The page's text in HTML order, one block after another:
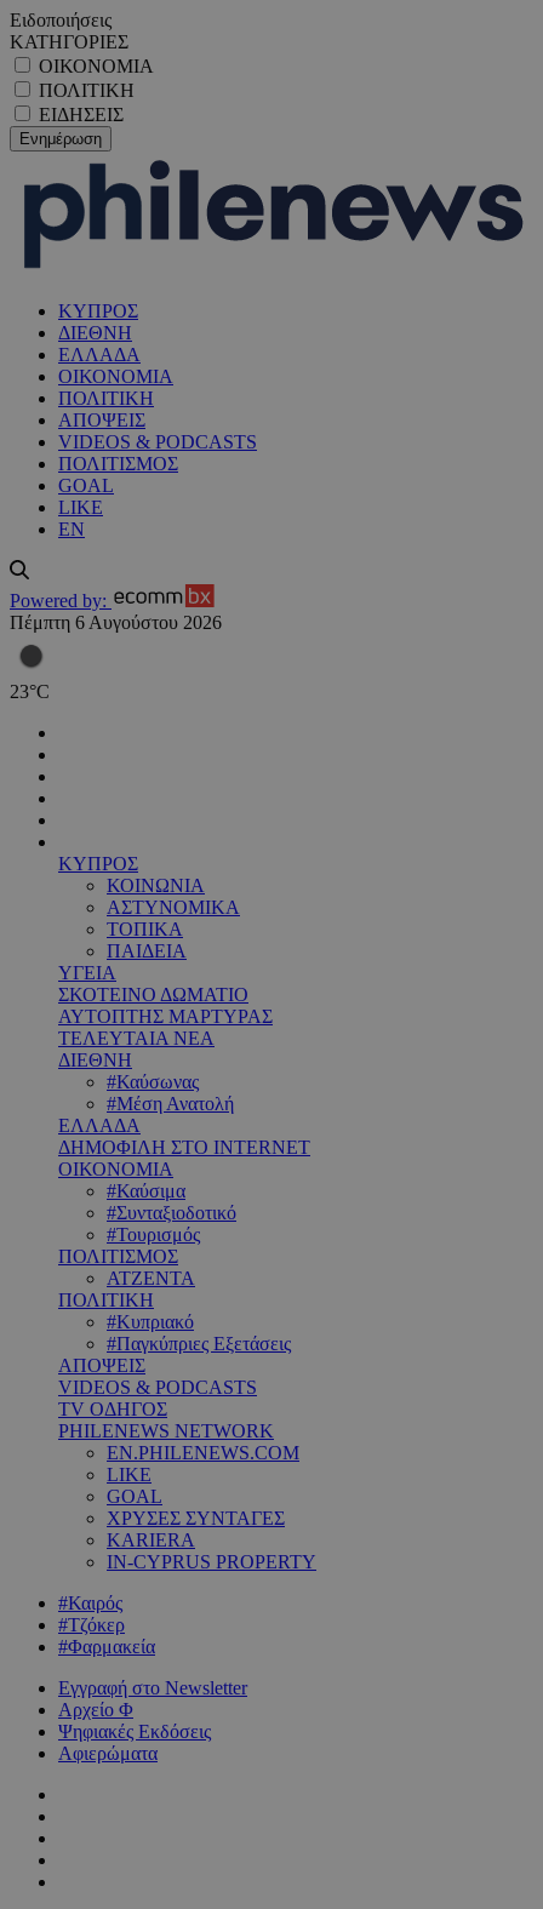
Ειδοποιήσεις
ΚΑΤΗΓΟΡΙΕΣ
ΟΙΚΟΝΟΜΙΑ
ΠΟΛΙΤΙΚΗ
ΕΙΔΗΣΕΙΣ
ΚΥΠΡΟΣ
ΔΙΕΘΝΗ
ΕΛΛΑΔΑ
ΟΙΚΟΝΟΜΙΑ
ΠΟΛΙΤΙΚΗ
ΑΠΟΨΕΙΣ
VIDEOS & PODCASTS
ΠΟΛΙΤΙΣΜΟΣ
GOAL
LIKE
EN
Powered by:
Πέμπτη 6 Αυγούστου 2026
23°C
ΚΥΠΡΟΣ
ΚΟΙΝΩΝΙΑ
ΑΣΤΥΝΟΜΙΚΑ
ΤΟΠΙΚΑ
ΠΑΙΔΕΙΑ
ΥΓΕΙΑ
ΣΚΟΤΕΙΝΟ ΔΩΜΑΤΙΟ
ΑΥΤΟΠΤΗΣ ΜΑΡΤΥΡΑΣ
ΤΕΛΕΥΤΑΙΑ ΝΕΑ
ΔΙΕΘΝΗ
#Καύσωνας
#Μέση Ανατολή
ΕΛΛΑΔΑ
ΔΗΜΟΦΙΛΗ ΣΤΟ INTERNET
ΟΙΚΟΝΟΜΙΑ
#Καύσιμα
#Συνταξιοδοτικό
#Τουρισμός
ΠΟΛΙΤΙΣΜΟΣ
ΑΤΖΕΝΤΑ
ΠΟΛΙΤΙΚΗ
#Κυπριακό
#Παγκύπριες Εξετάσεις
ΑΠΟΨΕΙΣ
VIDEOS & PODCASTS
TV ΟΔΗΓΟΣ
PHILENEWS NETWORK
EN.PHILENEWS.COM
LIKE
GOAL
ΧΡΥΣΕΣ ΣΥΝΤΑΓΕΣ
KARIERA
IN-CYPRUS PROPERTY
#Καιρός
#Τζόκερ
#Φαρμακεία
Εγγραφή στο Newsletter
Αρχείο Φ
Ψηφιακές Εκδόσεις
Αφιερώματα